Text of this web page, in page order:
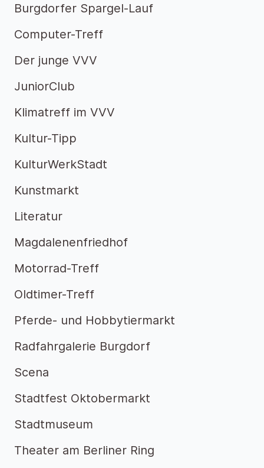
Burgdorfer Spargel-Lauf
Computer-Treff
Der junge VVV
JuniorClub
Klimatreff im VVV
Kultur-Tipp
KulturWerkStadt
Kunstmarkt
Literatur
Magdalenenfriedhof
Motorrad-Treff
Oldtimer-Treff
Pferde- und Hobbytiermarkt
Radfahrgalerie Burgdorf
Scena
Stadtfest Oktobermarkt
Stadtmuseum
Theater am Berliner Ring